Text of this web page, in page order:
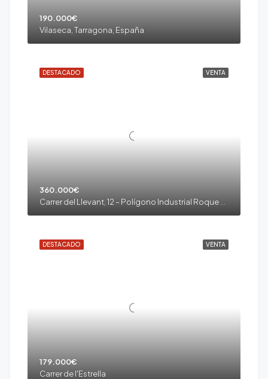
190.000€
Vilaseca, Tarragona, España
VENTA
DESTACADO
360.000€
VENTA
DESTACADO
179.000€
Carrer de l'Estrella